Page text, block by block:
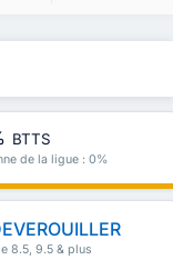
BTTS
de la ligue : 0%
8.5, 9.5 & plus